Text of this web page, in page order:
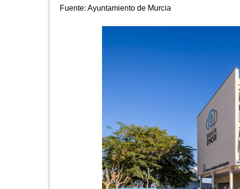
Fuente: Ayuntamiento de Murcia